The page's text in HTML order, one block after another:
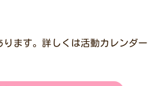
ます。詳しくは活動カレンダー